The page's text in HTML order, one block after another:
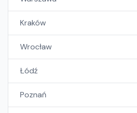
Kraków
Wrocław
Łódź
Poznań